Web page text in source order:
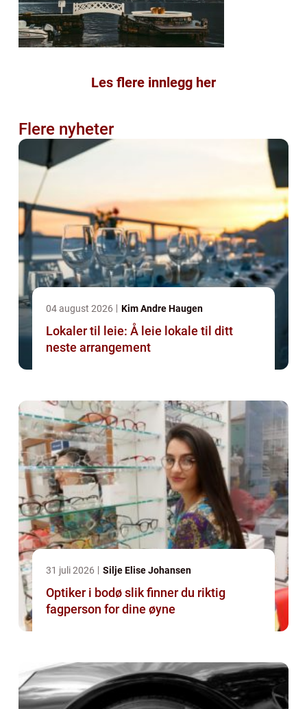
Les flere innlegg her
Flere nyheter
04 august 2026 Kim Andre Haugen
Lokaler til leie: Å leie lokale til ditt
neste arrangement
31 juli 2026 Silje Elise Johansen
Optiker i bodø slik finner du riktig
fagperson for dine øyne